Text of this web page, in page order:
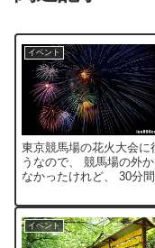
イベント
東京競馬場の花火大会
うなので、 競馬場の外
なかったけれど、 30分
イベント